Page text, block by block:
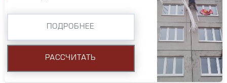
ПОДРОБНЕЕ
РАССЧИТАТЬ